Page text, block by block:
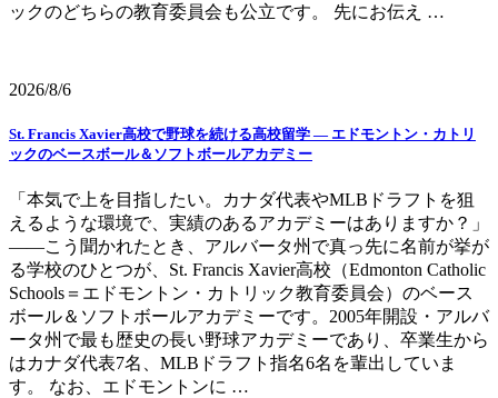
ックのどちらの教育委員会も公立です。 先にお伝え …
2026/8/6
St. Francis Xavier高校で野球を続ける高校留学 ― エドモントン・カトリ
ックのベースボール＆ソフトボールアカデミー
「本気で上を目指したい。カナダ代表やMLBドラフトを狙
えるような環境で、実績のあるアカデミーはありますか？」
——こう聞かれたとき、アルバータ州で真っ先に名前が挙が
る学校のひとつが、St. Francis Xavier高校（Edmonton Catholic
Schools＝エドモントン・カトリック教育委員会）のベース
ボール＆ソフトボールアカデミーです。2005年開設・アルバ
ータ州で最も歴史の長い野球アカデミーであり、卒業生から
はカナダ代表7名、MLBドラフト指名6名を輩出していま
す。 なお、エドモントンに …